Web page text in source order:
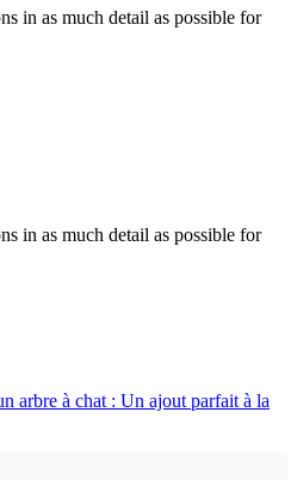
in as much detail as possible for
in as much detail as possible for
arbre à chat : Un ajout parfait à la